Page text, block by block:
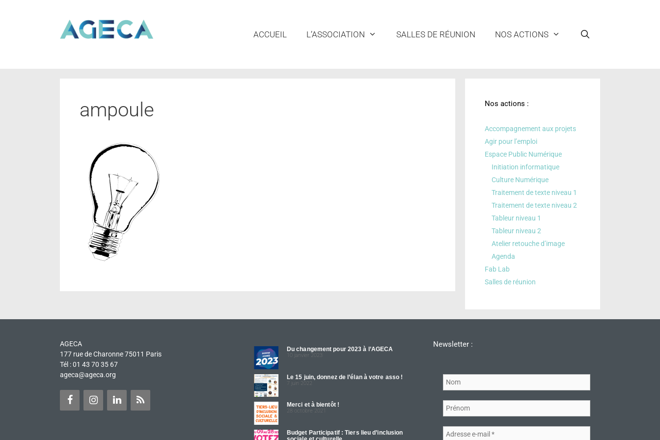
ACCUEIL L’ASSOCIATION SALLES DE RÉUNION NOS ACTIONS
ampoule Nos actions :
Accompagnement aux projets
Agir pour l’emploi
Espace Public Numérique
Initiation informatique
Culture Numérique
Traitement de texte niveau 1
Traitement de texte niveau 2
Tableur niveau 1
Tableur niveau 2
Atelier retouche d’image
Agenda
Fab Lab
Salles de réunion
AGECA
177 rue de Charonne 75011 Paris
Tél : 01 43 70 35 67
ageca@ageca.org
Du changement pour 2023 à l’AGECA
10 janvier 2023
Le 15 juin, donnez de l’élan à votre asso !
7 juin 2022
Merci et à bientôt !
28 octobre 2021
Budget Participatif : Tiers lieu d’inclusion
Newsletter :